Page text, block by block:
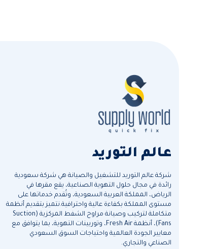
عالم التوريد
شركة عالم التوريد للتشغيل والصيانة هي شركة سعودية
رائدة في مجال حلول التهوية الصناعية، يقع مقرها في
الرياض، المملكة العربية السعودية، وتُقدم خدماتها على
مستوى المملكة بكفاءة عالية واحترافية.نتميز بتقديم أنظمة
متكاملة لتركيب وصيانة مراوح الشفط المركزية (Suction
Fans)، أنظمة Fresh Air، وتوربينات التهوية، بما يتوافق مع
معايير الجودة العالمية واحتياجات السوق السعودي
الصناعي والتجاري.